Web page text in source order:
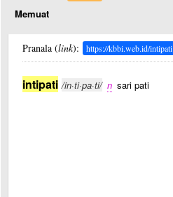
Memuat
Pranala (link): https://kbbi.web.id/intipati
intipati /in·ti·pa·ti/ n sari pati